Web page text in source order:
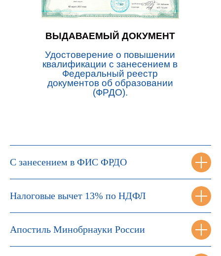
ВЫДАВАЕМЫЙ ДОКУМЕНТ
Удостоверение о повышении
квалификации с занесением в
Федеральный реестр
документов об образовании
(ФРДО).
С занесением в ФИС ФРДО
Налоговые вычет 13% по НДФЛ
Апостиль Минобрнауки России